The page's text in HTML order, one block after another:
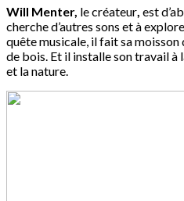
Will Menter, le créateur, est
cherche d’autres sons et à
quête musicale, il fait sa moisson
de bois. Et il installe son travail à
et la nature.